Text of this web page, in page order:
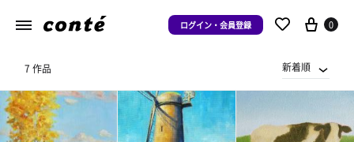
ログイン・会員登録 0
7 作品 新着順